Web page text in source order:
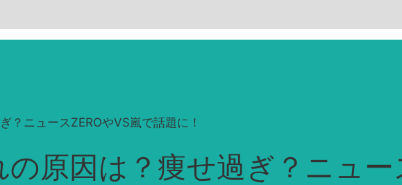
？ニュースZEROやVS嵐で話題に！
原因は？痩せ過ぎ？ニュー